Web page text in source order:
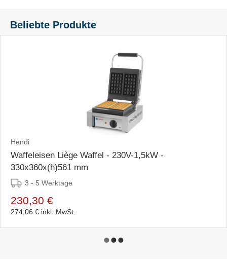
Beliebte Produkte
Hendi
Waffeleisen Liège Waffel - 230V-1,5kW -
330x360x(h)561 mm
3 - 5 Werktage
230,30 €
274,06 € inkl. MwSt.